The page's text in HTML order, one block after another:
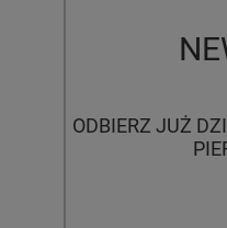
ODBIERZ JUŻ